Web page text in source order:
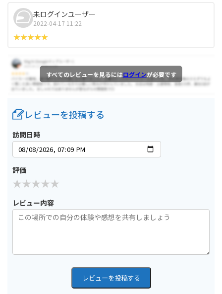
未ログインユーザー
2022-04-17 11:22
すべてのレビューを見るにはログインが必要です
レビューを投稿する
訪問日時
評価
レビュー内容
レビューを投稿する